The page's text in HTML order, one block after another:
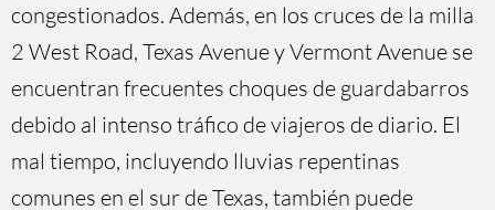
congestionados. Además, en los cruces de la milla
2 West Road, Texas Avenue y Vermont Avenue se
encuentran frecuentes choques de guardabarros
debido al intenso tráfico de viajeros de diario. El
mal tiempo, incluyendo lluvias repentinas
comunes en el sur de Texas, también puede